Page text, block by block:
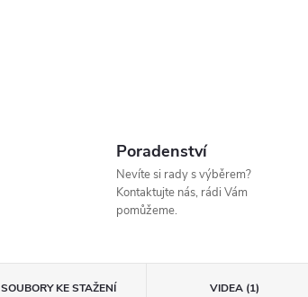
Poradenství
Nevíte si rady s výběrem?
Kontaktujte nás, rádi Vám
pomůžeme.
SOUBORY KE STAŽENÍ VIDEA (1)